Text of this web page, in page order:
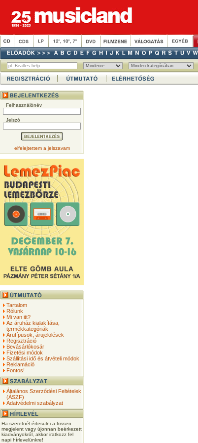
Felhasználónév
Jelszó
elfelejtettem a jelszavam
Tartalom
Rólunk
Mi van itt?
Az áruház kialakítása,
termékkategóriák
Árutípusok, árujelölések
Regisztráció
Bevásárlókosár
Fizetési módok
Szállítási idő és átvételi módok
Reklamáció
Fontos!
Általános Szerződési Feltételek
(ÁSZF)
Adatvédelmi szabályzat
Ha szeretnél értesülni a frissen
megjelent vagy újonnan beérkezett
kiadványokról, akkor iratkozz fel
napi hírlevelünkre!